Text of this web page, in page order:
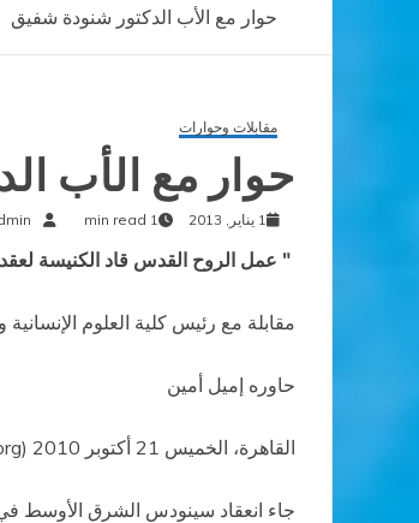
حوار مع الأب الدكتور شنودة شفيق
مقابلات وحوارات
حوار مع الأب
1 يناير, 2013 1 min read
" عمل الروح القدس قاد الكنيسة
مقابلة مع رئيس كلية العلوم الإنسانية
حاوره إميل أمين
القاهرة، الخميس 21 أكتوبر 2010 (zenit.org).
جاء انعقاد سينودس الشرق الأوسط في